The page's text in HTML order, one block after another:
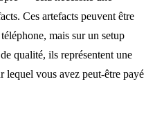
Ces artefacts peuvent être
mais sur un setup
qualité, ils représentent une
lequel vous avez peut-être payé